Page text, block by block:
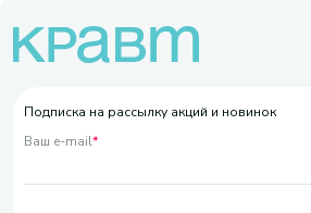
Подписка на рассылку акций и новинок
Ваш e-mail*